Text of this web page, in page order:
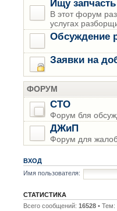
Ищу запчасть
В этот форум
услугах
Обсуждение
Заявки на
ФОРУМ
СТО
Форум бля
ДЖиП
Форум для
ВХОД
Имя пользователя:
СТАТИСТИКА
Всего сообщений: 16528 • Тем: